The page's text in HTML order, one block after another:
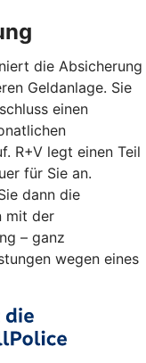
die Absicherung
Geldanlage. Sie
einen
R+V legt einen Teil
für Sie an.
dann die
mit der
– ganz
wegen eines